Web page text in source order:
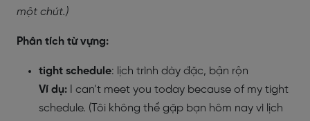
một chút.)
Phân tích từ vựng:
tight schedule: lịch trình dày đặc, bận rộn
Ví dụ: I can’t meet you today because of my tight
schedule. (Tôi không thể gặp bạn hôm nay vì lịch